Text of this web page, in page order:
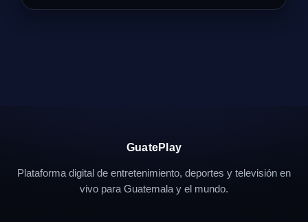
GuatePlay
Plataforma digital de entretenimiento, deportes y televisión en
vivo para Guatemala y el mundo.